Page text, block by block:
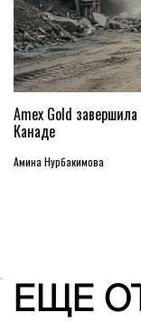
Amex Gold
Канаде
Амина Нурбакимова
ЕЩЕ